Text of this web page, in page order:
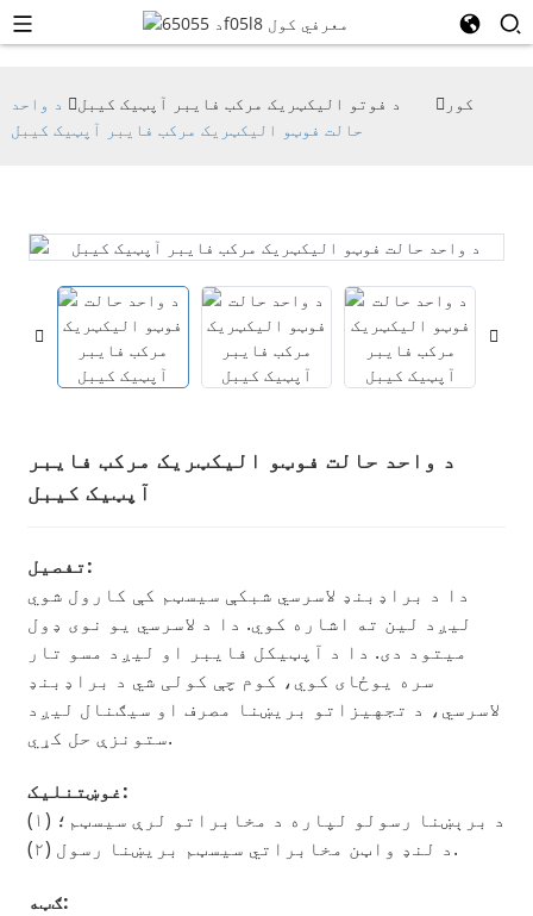
کور د فوتو الیکټریک مرکب فایبر آپټیک کیبل
د واحد
حالت فوټو الیکټریک مرکب فایبر آپټیک کیبل
د واحد حالت فوټو الیکټریک مرکب فایبر
آپټیک کیبل
تفصیل:
دا د براډبنډ لاسرسي شبکې سیسټم کې کارول شوي
لیږد لین ته اشاره کوي. دا د لاسرسي یو نوی ډول
میتود دی. دا د آپټیکل فایبر او لیږد مسو تار
سره یوځای کوي، کوم چې کولی شي د براډبنډ
لاسرسي، د تجهیزاتو بریښنا مصرف او سیګنال لیږد
ستونزې حل کړي.
غوښتنلیک:
(۱) د برېښنا رسولو لپاره د مخابراتو لرې سیسټم؛
(۲) د لنډ واټن مخابراتي سیسټم بریښنا رسول.
ګټه: